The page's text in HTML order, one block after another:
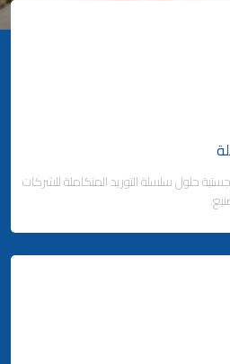
حلول سلسلة التوريد المتكاملة للشركات